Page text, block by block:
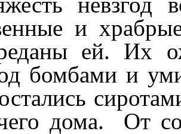
и
ей. Их
бомбами и
дома. От